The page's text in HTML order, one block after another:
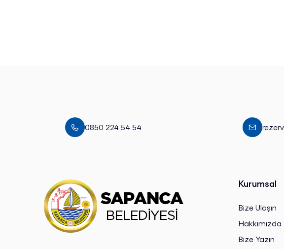
0850 224 54 54
Kurumsal
Bize Ulaşın
Hakkımızda
Bize Yazın